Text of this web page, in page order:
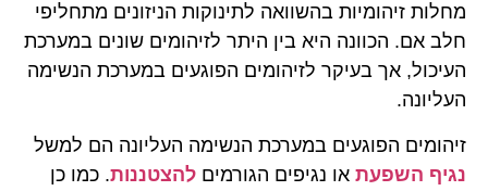
מחלות זיהומיות בהשוואה לתינוקות הניזונים מתחליפי
חלב אם. הכוונה היא בין היתר לזיהומים שונים במערכת
העיכול, אך בעיקר לזיהומים הפוגעים במערכת הנשימה
העליונה.
זיהומים הפוגעים במערכת הנשימה העליונה הם למשל
נגיף השפעת או נגיפים הגורמים להצטננות. כמו כן